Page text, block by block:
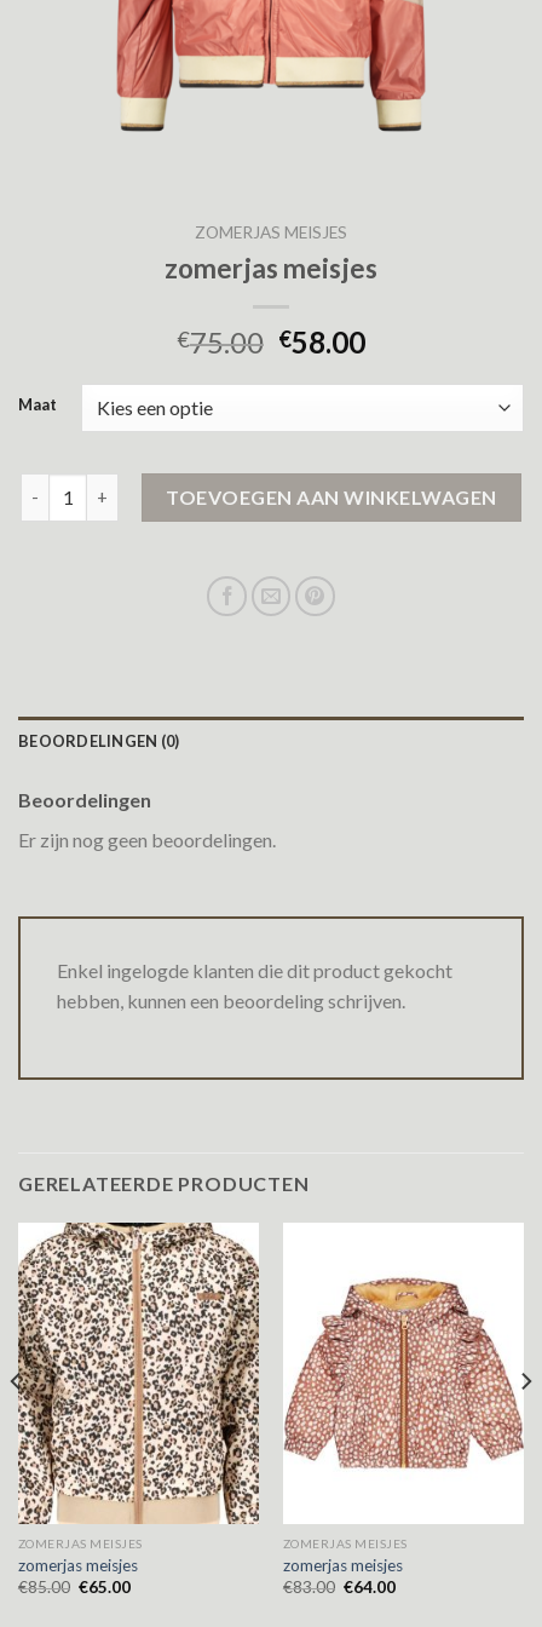
ZOMERJAS MEISJES
zomerjas meisjes
€75.00 €58.00
Maat
TOEVOEGEN AAN WINKELWAGEN
BEOORDELINGEN (0)
Beoordelingen
Er zijn nog geen beoordelingen.
Enkel ingelogde klanten die dit product gekocht
hebben, kunnen een beoordeling schrijven.
GERELATEERDE PRODUCTEN
ZOMERJAS MEISJES
zomerjas meisjes
€85.00 €65.00
ZOMERJAS MEISJES
zomerjas meisjes
€83.00 €64.00